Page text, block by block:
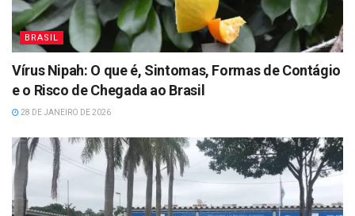
BRASIL
Vírus Nipah: O que é, Sintomas, Formas de Contágio
e o Risco de Chegada ao Brasil
28 DE JANEIRO DE 2026